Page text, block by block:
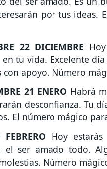
por tus ideas.
22 DICIEMBRE
tu vida. Excelente
apoyo. Número
21 ENERO Habrá
desconfianza. Tu
El número mágico
Hoy
el ser amado todo.
Número